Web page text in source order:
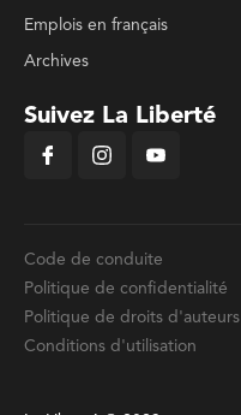
Emplois en français
Archives
Suivez La Liberté
Code de conduite
Politique de confidentialité
Politique de droits d'auteurs
Conditions d'utilisation